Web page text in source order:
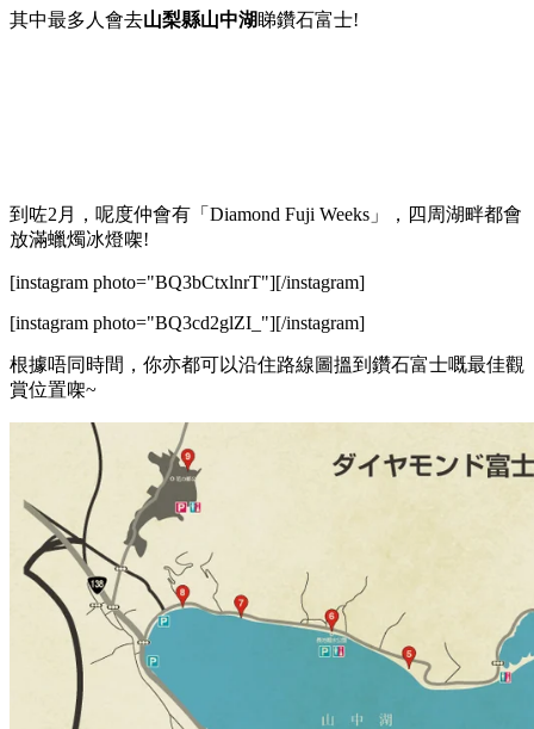
其中最多人會去山梨縣山中湖睇鑽石富士!
到咗2月，呢度仲會有「Diamond Fuji Weeks」，四周湖畔都會
放滿蠟燭冰燈㗎!
[instagram photo="BQ3bCtxlnrT"][/instagram]
[instagram photo="BQ3cd2glZI_"][/instagram]
根據唔同時間，你亦都可以沿住路線圖搵到鑽石富士嘅最佳觀
賞位置㗎~